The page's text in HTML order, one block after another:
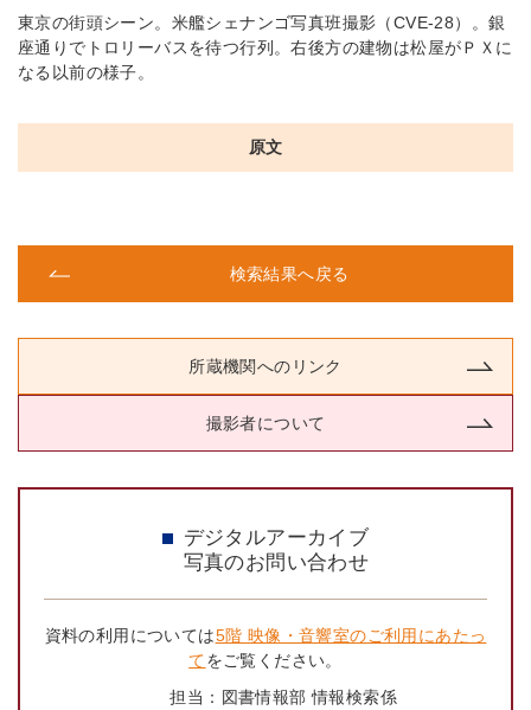
東京の街頭シーン。米艦シェナンゴ写真班撮影（CVE-28）。銀
座通りでトロリーバスを待つ行列。右後方の建物は松屋がＰＸに
なる以前の様子。
原文
検索結果へ戻る
所蔵機関へのリンク
撮影者について
デジタルアーカイブ
写真のお問い合わせ
資料の利用については5階 映像・音響室のご利用にあたっ
てをご覧ください。
担当： 図書情報部 情報検索係